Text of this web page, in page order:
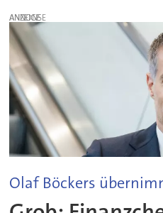
ANZEIGE
Olaf Böckers